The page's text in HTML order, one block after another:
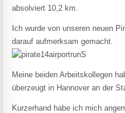
absolviert 10,2 km.
Ich wurde von unseren neuen
darauf aufmerksam gemacht.
Meine beiden Arbeitskollegen
überzeugt in Hannover an der
Kurzerhand habe ich mich